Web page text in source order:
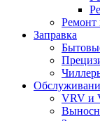
Заправка
VRV и